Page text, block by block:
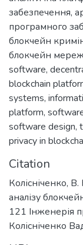
забезпечення,
програмного
блокчейн
блокчейн
software,
blockchain
systems,
platform,
software design,
privacy in
Citation
Колісніченко,
аналізу
121 Інженерія
Колісніченко